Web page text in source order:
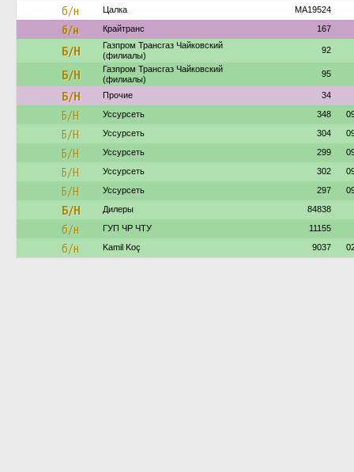
б/н Цалка MA19524
б/н Крайтранс 167
Б/Н
Газпром Трансгаз Чайковский
(филиалы)
92
Б/Н
Газпром Трансгаз Чайковский
(филиалы)
95
Б/Н Прочие 34
Б/Н Уссурсеть 348
Б/Н Уссурсеть 304
Б/Н Уссурсеть 299
Б/Н Уссурсеть 302
Б/Н Уссурсеть 297
Б/Н Дилеры 84838
б/н ГУП ЧР ЧТУ 11155
б/н Kamil Koç 9037